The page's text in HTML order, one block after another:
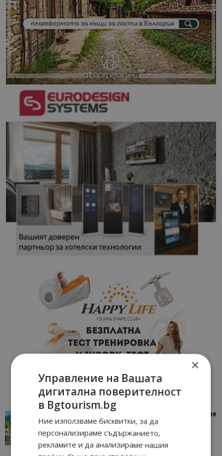
“Пощенска картичка от…”: Петрич – Изживяване
отвъд очакваното
Петрич 11/07/2026 11:22
×
Управление на Вашата
дигитална поверителност
в Bgtourism.bg
Ние използваме бисквитки, за да
персонализираме съдържанието,
рекламите и да анализираме нашия